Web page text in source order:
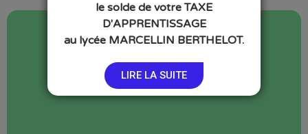
Actualités
le solde de votre TAXE
D'APPRENTISSAGE
au lycée MARCELLIN BERTHELOT.
LIRE LA SUITE